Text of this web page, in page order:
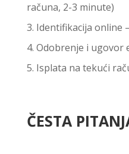
računa, 2-3 minute)
Identifikacija online
Odobrenje i ugovor
Isplata na tekući
ČESTA